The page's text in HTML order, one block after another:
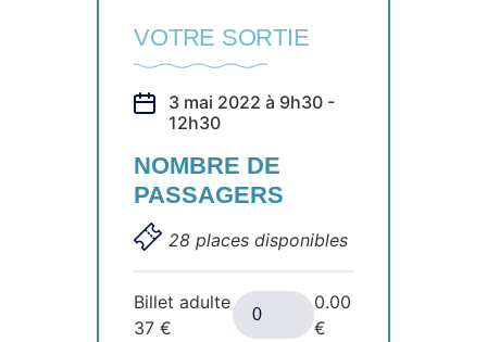
VOTRE SORTIE
3 mai 2022 à 9h30 -
12h30
NOMBRE DE
PASSAGERS
28 places disponibles
Billet adulte
37€
0.00
€